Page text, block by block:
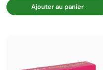
Ajouter au panier